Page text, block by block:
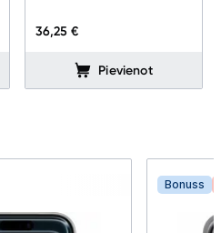
36,25 €
Pievienot
Bonuss